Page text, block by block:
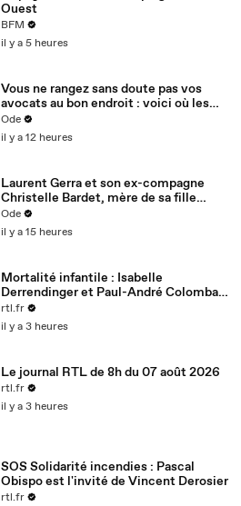
Ouest
BFM
il y a 5 heures
Vous ne rangez sans doute pas vos
avocats au bon endroit : voici où les
placer pour une chair parfaite
Ode
il y a 12 heures
Laurent Gerra et son ex-compagne
Christelle Bardet, mère de sa fille
Célestine, toujours en très bons
termes, la preuve en images
Ode
il y a 15 heures
Mortalité infantile : Isabelle
Derrendinger et Paul-André Colombani
sont les invités de Vincent Derosier
rtl.fr
il y a 3 heures
Le journal RTL de 8h du 07 août 2026
rtl.fr
il y a 3 heures
SOS Solidarité incendies : Pascal
Obispo est l'invité de Vincent Derosier
rtl.fr